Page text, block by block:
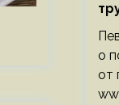
о
от